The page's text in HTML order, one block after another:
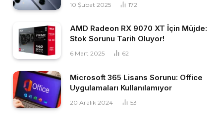
10 Şubat 2025 172
AMD Radeon RX 9070 XT İçin Müjde:
Stok Sorunu Tarih Oluyor!
6 Mart 2025 62
Microsoft 365 Lisans Sorunu: Office
Uygulamaları Kullanılamıyor
20 Aralık 2024 53